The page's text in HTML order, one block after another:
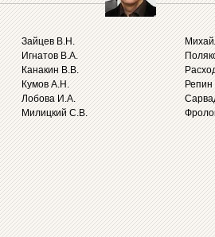
Зайцев В.Н.
Игнатов В.А.
Канакин В.В.
Кумов А.Н.
Лобова И.А.
Милицкий С.В.
Репин